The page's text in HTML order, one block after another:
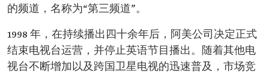
的频道，名称为“第三频道”。
1998 年，在持续播出四十余年后，阿美公司决定正式
结束电视台运营，并停止英语节目播出。随着其他电
视台不断增加以及跨国卫星电视的迅速普及，市场竞